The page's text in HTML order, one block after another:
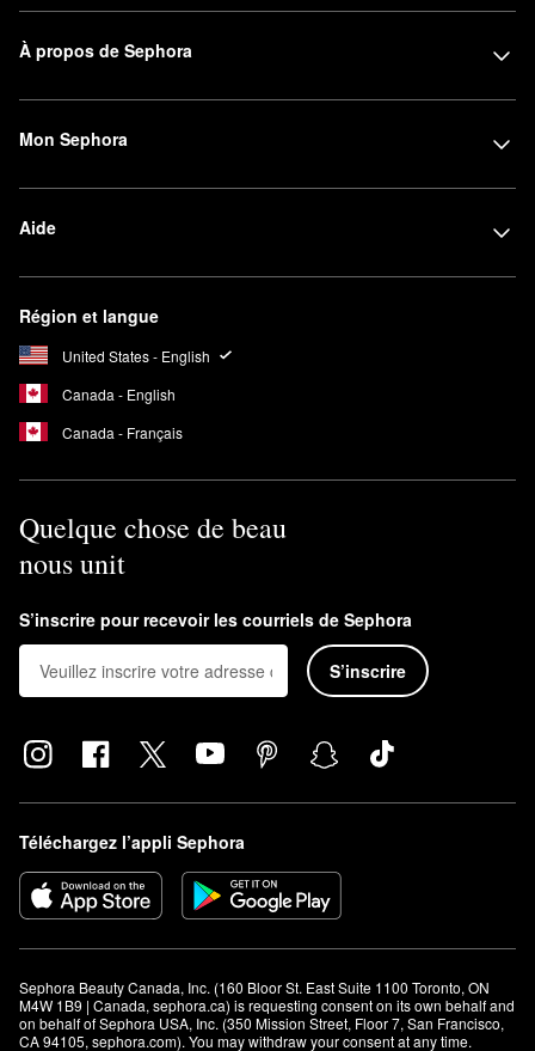
À propos de Sephora
Mon Sephora
Aide
Région et langue
United States - English
Canada - English
Canada - Français
Quelque chose de beau
nous unit
S’inscrire pour recevoir les courriels de Sephora
S’inscrire
Téléchargez l’appli Sephora
Sephora Beauty Canada, Inc. (160 Bloor St. East Suite 1100 Toronto, ON
M4W 1B9 | Canada, sephora.ca) is requesting consent on its own behalf and
on behalf of Sephora USA, Inc. (350 Mission Street, Floor 7, San Francisco,
CA 94105, sephora.com). You may withdraw your consent at any time.